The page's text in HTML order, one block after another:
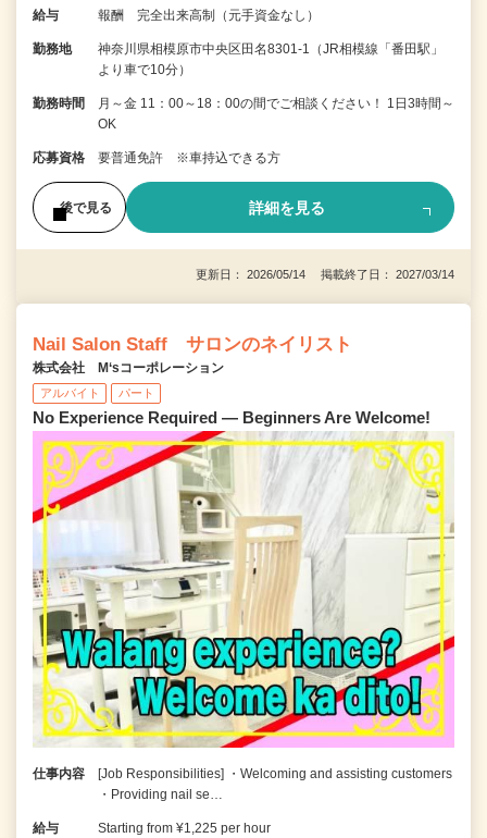
給与 報酬 完全出来高制（元手資金なし）
勤務地
神奈川県相模原市中央区田名8301-1（JR相模線「番田駅」
より車で10分）
勤務時間
月～金 11：00～18：00の間でご相談ください！ 1日3時間～
OK
応募資格 要普通免許 ※車持込できる方
後で見る 詳細を見る
更新日： 2026/05/14 掲載終了日： 2027/03/14
Nail Salon Staff サロンのネイリスト
株式会社 M‘sコーポレーション
アルバイト パート
No Experience Required — Beginners Are Welcome!
仕事内容
[Job Responsibilities] ・Welcoming and assisting customers
・Providing nail se…
給与 Starting from ¥1,225 per hour